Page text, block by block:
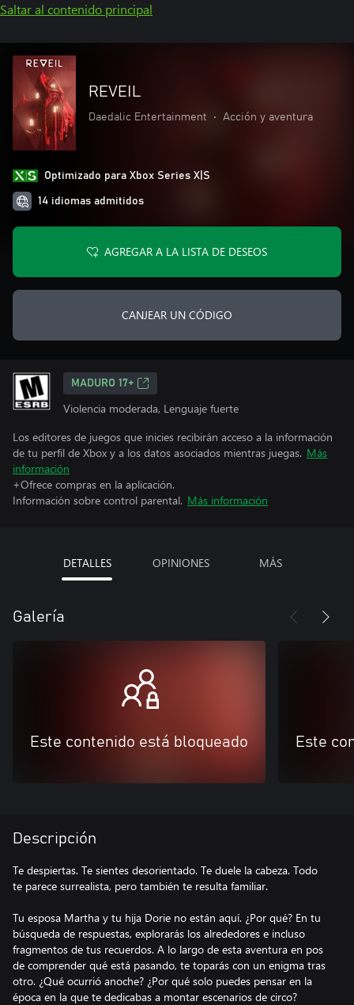
Saltar al contenido principal
REVEIL
Daedalic Entertainment • Acción y aventura
Optimizado para Xbox Series X|S
14 idiomas admitidos
AGREGAR A LA LISTA DE DESEOS
CANJEAR UN CÓDIGO
MADURO 17+
Violencia moderada, Lenguaje fuerte
Los editores de juegos que inicies recibirán acceso a la información
de tu perfil de Xbox y a los datos asociados mientras juegas. Más
información
+Ofrece compras en la aplicación.
Información sobre control parental. Más información
DETALLES OPINIONES MÁS
Galería
Este contenido está bloqueado Este
Descripción
Te despiertas. Te sientes desorientado. Te duele la cabeza. Todo
te parece surrealista, pero también te resulta familiar.
Tu esposa Martha y tu hija Dorie no están aquí. ¿Por qué? En tu
búsqueda de respuestas, explorarás los alrededores e incluso
fragmentos de tus recuerdos. A lo largo de esta aventura en pos
de comprender qué está pasando, te toparás con un enigma tras
otro. ¿Qué ocurrió anoche? ¿Por qué solo puedes pensar en la
época en la que te dedicabas a montar escenarios de circo?